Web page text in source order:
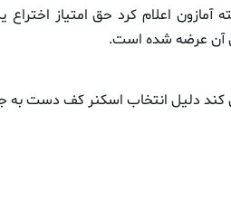
آمازون اعلام کرد حق امتیاز
آن عرضه شده است.
کند دلیل انتخاب اسکنر کف دست